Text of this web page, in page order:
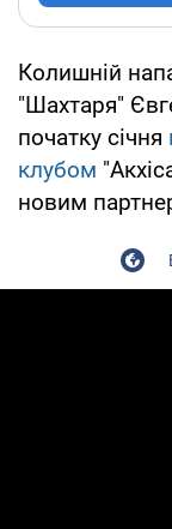
Колишній
"Шахтаря"
початку січня
клубом
новим